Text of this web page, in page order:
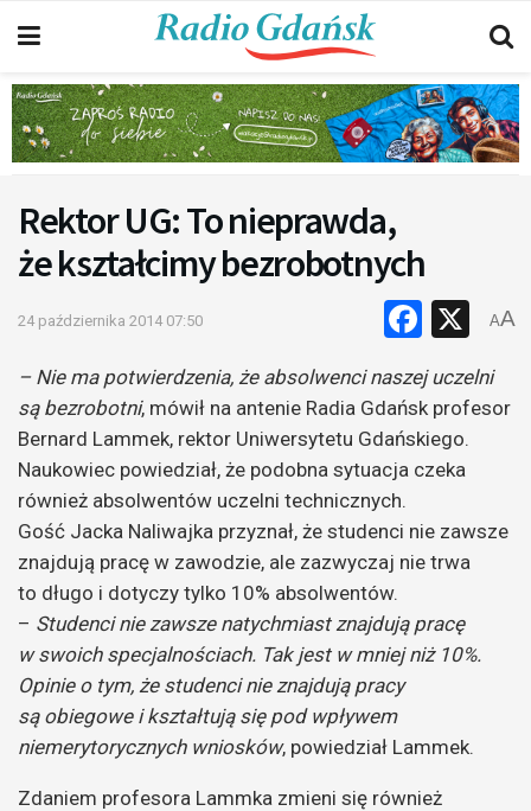
Rektor UG: To nieprawda,
że kształcimy bezrobotnych
24 października 2014 07:50 X
AA
– Nie ma potwierdzenia, że absolwenci naszej uczelni
są bezrobotni, mówił na antenie Radia Gdańsk profesor
Bernard Lammek, rektor Uniwersytetu Gdańskiego.
Naukowiec powiedział, że podobna sytuacja czeka
również absolwentów uczelni technicznych.
Gość Jacka Naliwajka przyznał, że studenci nie zawsze
znajdują pracę w zawodzie, ale zazwyczaj nie trwa
to długo i dotyczy tylko 10% absolwentów.
– Studenci nie zawsze natychmiast znajdują pracę
w swoich specjalnościach. Tak jest w mniej niż 10%.
Opinie o tym, że studenci nie znajdują pracy
są obiegowe i kształtują się pod wpływem
niemerytorycznych wniosków, powiedział Lammek.
Zdaniem profesora Lammka zmieni się również